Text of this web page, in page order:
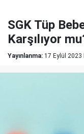
SGK Tüp
Karşılıyor
Yayınlanma: 17 Eylül 2023